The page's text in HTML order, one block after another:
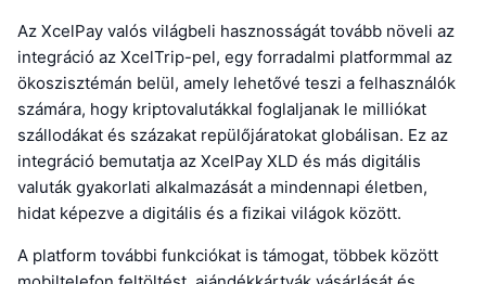
Az XcelPay valós világbeli hasznosságát tovább növeli az
integráció az XcelTrip-pel, egy forradalmi platformmal az
ökoszisztémán belül, amely lehetővé teszi a felhasználók
számára, hogy kriptovalutákkal foglaljanak le milliókat
szállodákat és százakat repülőjáratokat globálisan. Ez az
integráció bemutatja az XcelPay XLD és más digitális
valuták gyakorlati alkalmazását a mindennapi életben,
hidat képezve a digitális és a fizikai világok között.
A platform további funkciókat is támogat, többek között